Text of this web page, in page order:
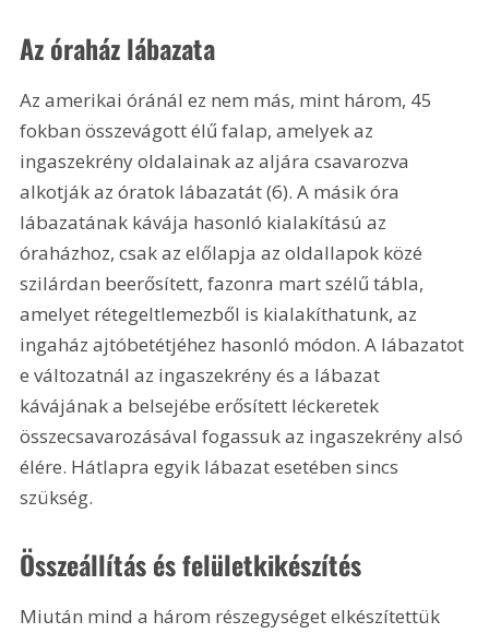
Az óraház lábazata
Az amerikai óránál ez nem más, mint három, 45
fokban összevágott élű falap, amelyek az
ingaszekrény oldalainak az aljára csavarozva
alkotják az óratok lábazatát (6). A másik óra
lábazatának kávája hasonló kialakítású az
óraházhoz, csak az előlapja az oldallapok közé
szilárdan beerősített, fazonra mart szélű tábla,
amelyet rétegeltlemezből is kialakíthatunk, az
ingaház ajtóbetétjéhez hasonló módon. A lábazatot
e változatnál az ingaszekrény és a lábazat
kávájának a belsejébe erősített léckeretek
összecsavarozásával fogassuk az ingaszekrény alsó
élére. Hátlapra egyik lábazat esetében sincs
szükség.
Összeállítás és felületkikészítés
Miután mind a három részegységet elkészítettük